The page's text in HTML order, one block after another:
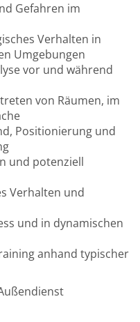
Gefahren im
Verhalten in
Umgebungen
vor und während
von Räumen, im
Positionierung und
und potenziell
Verhalten und
und in dynamischen
anhand typischer